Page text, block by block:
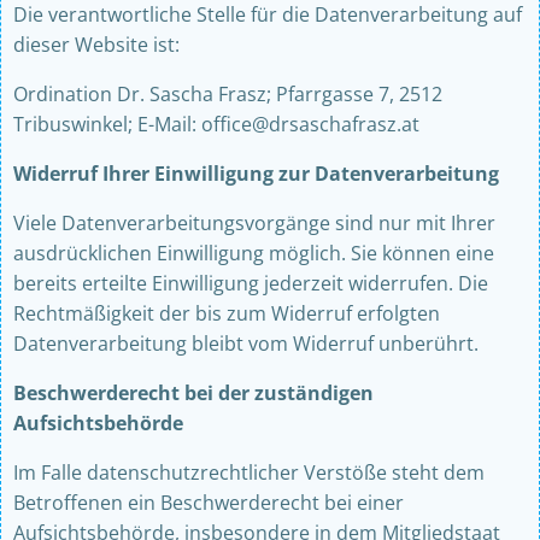
Die verantwortliche Stelle für die Datenverarbeitung auf
dieser Website ist:
Ordination Dr. Sascha Frasz; Pfarrgasse 7, 2512
Tribuswinkel; E-Mail: office@drsaschafrasz.at
Widerruf Ihrer Einwilligung zur Datenverarbeitung
Viele Datenverarbeitungsvorgänge sind nur mit Ihrer
ausdrücklichen Einwilligung möglich. Sie können eine
bereits erteilte Einwilligung jederzeit widerrufen. Die
Rechtmäßigkeit der bis zum Widerruf erfolgten
Datenverarbeitung bleibt vom Widerruf unberührt.
Beschwerderecht bei der zuständigen
Aufsichtsbehörde
Im Falle datenschutzrechtlicher Verstöße steht dem
Betroffenen ein Beschwerderecht bei einer
Aufsichtsbehörde, insbesondere in dem Mitgliedstaat